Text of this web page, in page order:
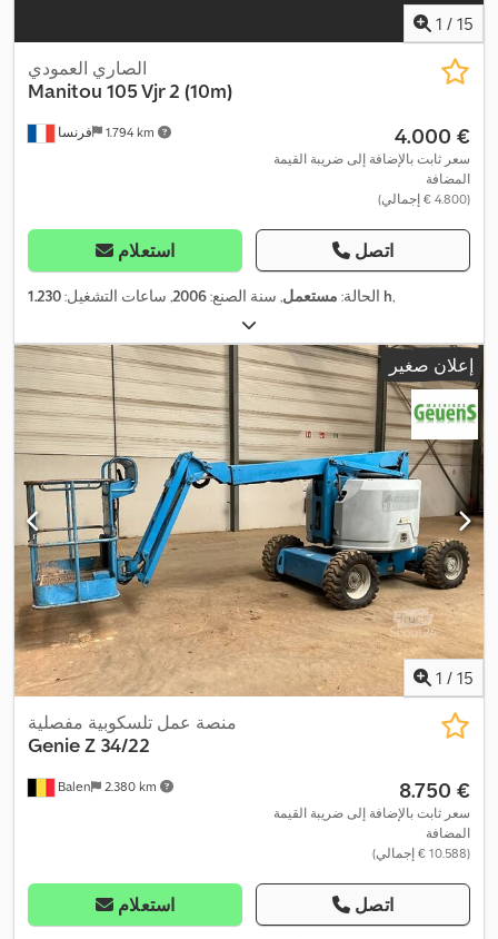
1 / 15
فرنسا 1.794 km
الصاري العمودي
Manitou 105 Vjr 2 (10m)
‏4.000 €
سعر ثابت بالإضافة إلى ضريبة القيمة
المضافة
(‏4.800 € إجمالي)
استعلام اتصل
الحالة: مستعمل, سنة الصنع:2006, ساعات التشغيل: 1.230 h,
إعلان صغير
1 / 15
Balen 2.380 km
منصة عمل تلسكوبية مفصلية
GenieZ 34/22
‏8.750 €
سعر ثابت بالإضافة إلى ضريبة القيمة
المضافة
(‏10.588 € إجمالي)
استعلام اتصل